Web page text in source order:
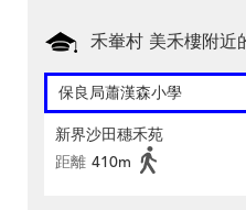
禾輋村 美禾樓附近
保良局蕭漢森小學
新界沙田穗禾苑
距離 410m